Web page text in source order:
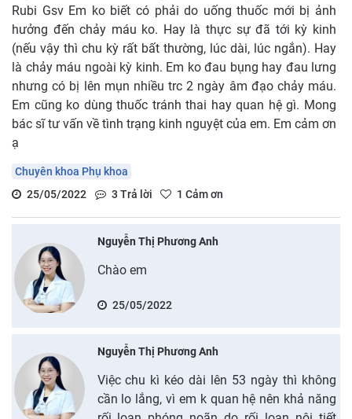
Rubi Gsv Em ko biết có phải do uống thuốc mới bị ảnh
hưởng đến chảy máu ko. Hay là thực sự đã tới kỳ kinh
(nếu vậy thì chu kỳ rất bất thường, lúc dài, lúc ngắn). Hay
là chảy máu ngoài kỳ kinh. Em ko đau bụng hay đau lưng
nhưng có bị lên mụn nhiều trc 2 ngày âm đạo chảy máu.
Em cũng ko dùng thuốc tránh thai hay quan hệ gì. Mong
bác sĩ tư vấn về tình trạng kinh nguyệt của em. Em cảm ơn
ạ
Chuyên khoa Phụ khoa
25/05/2022
3 Trả lời 1 Cảm ơn
Nguyễn Thị Phương Anh
Chào em
25/05/2022
Nguyễn Thị Phương Anh
Việc chu kì kéo dài lên 53 ngày thì không
cần lo lắng, vì em k quan hệ nên khả năng